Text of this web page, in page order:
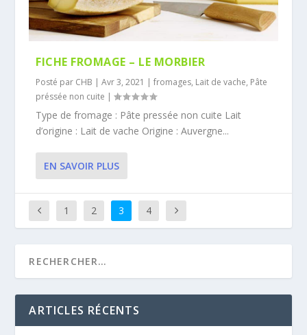
FICHE FROMAGE – LE MORBIER
Posté par CHB |Avr 3, 2021 |fromages, Lait de vache, Pâte
préssée non cuite |
Type de fromage : Pâte pressée non cuite Lait
d’origine : Lait de vache Origine : Auvergne...
EN SAVOIR PLUS
1 2 3 4
ARTICLES RÉCENTS